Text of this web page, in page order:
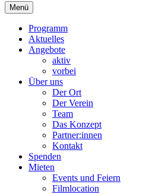
Primäres
Menü
Menü
Programm
Aktuelles
Angebote
aktiv
vorbei
Über uns
Der Ort
Der Verein
Team
Das Konzept
Partner:innen
Kontakt
Spenden
Mieten
Events und Feiern
Filmlocation